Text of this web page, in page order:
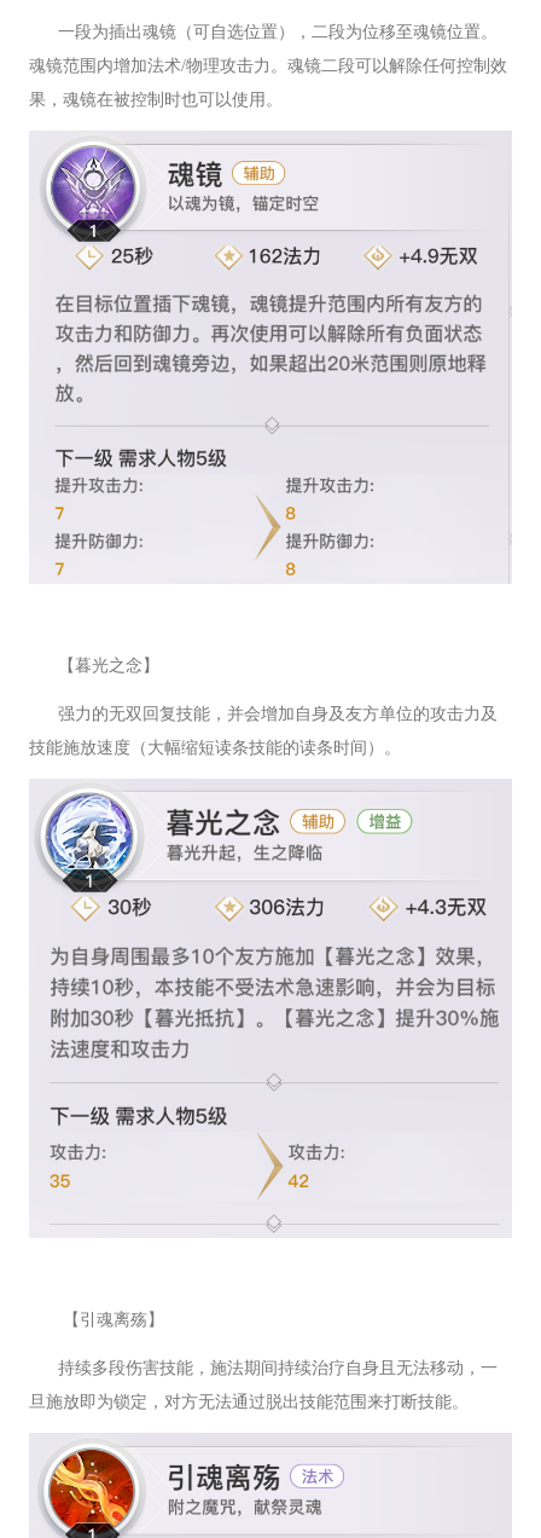
一段为插出魂镜（可自选位置），二段为位移至魂镜位置。
魂镜范围内增加法术/物理攻击力。魂镜二段可以解除任何控制效
果，魂镜在被控制时也可以使用。
【暮光之念】
强力的无双回复技能，并会增加自身及友方单位的攻击力及
技能施放速度（大幅缩短读条技能的读条时间）。
【引魂离殇】
持续多段伤害技能，施法期间持续治疗自身且无法移动，一
旦施放即为锁定，对方无法通过脱出技能范围来打断技能。